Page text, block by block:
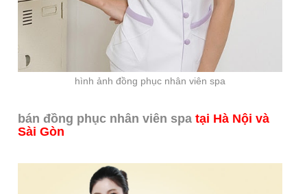
hình ảnh đồng phục nhân viên spa
bán đồng phục nhân viên spa tại Hà Nội và
Sài Gòn